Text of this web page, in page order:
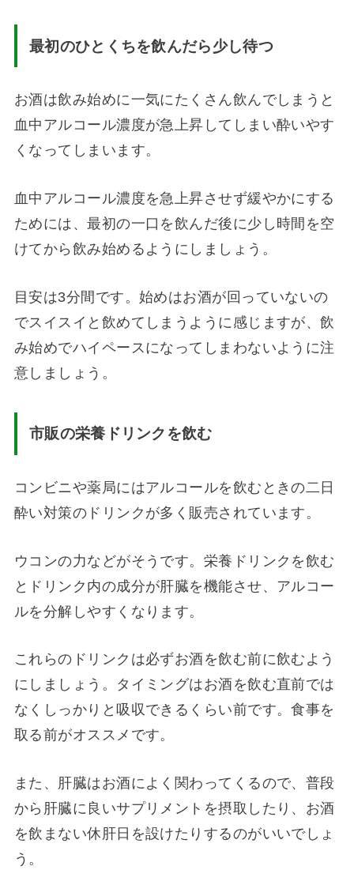
最初のひとくちを飲んだら少し待つ
お酒は飲み始めに一気にたくさん飲んでしまうと
血中アルコール濃度が急上昇してしまい酔いやす
くなってしまいます。
血中アルコール濃度を急上昇させず緩やかにする
ためには、最初の一口を飲んだ後に少し時間を空
けてから飲み始めるようにしましょう。
目安は3分間です。始めはお酒が回っていないの
でスイスイと飲めてしまうように感じますが、飲
み始めでハイペースになってしまわないように注
意しましょう。
市販の栄養ドリンクを飲む
コンビニや薬局にはアルコールを飲むときの二日
酔い対策のドリンクが多く販売されています。
ウコンの力などがそうです。栄養ドリンクを飲む
とドリンク内の成分が肝臓を機能させ、アルコー
ルを分解しやすくなります。
これらのドリンクは必ずお酒を飲む前に飲むよう
にしましょう。タイミングはお酒を飲む直前では
なくしっかりと吸収できるくらい前です。食事を
取る前がオススメです。
また、肝臓はお酒によく関わってくるので、普段
から肝臓に良いサプリメントを摂取したり、お酒
を飲まない休肝日を設けたりするのがいいでしょ
う。